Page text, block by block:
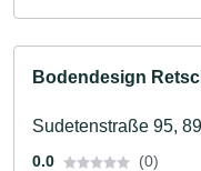
Bodendesign
Sudetenstraße 95,
0.0 (0)